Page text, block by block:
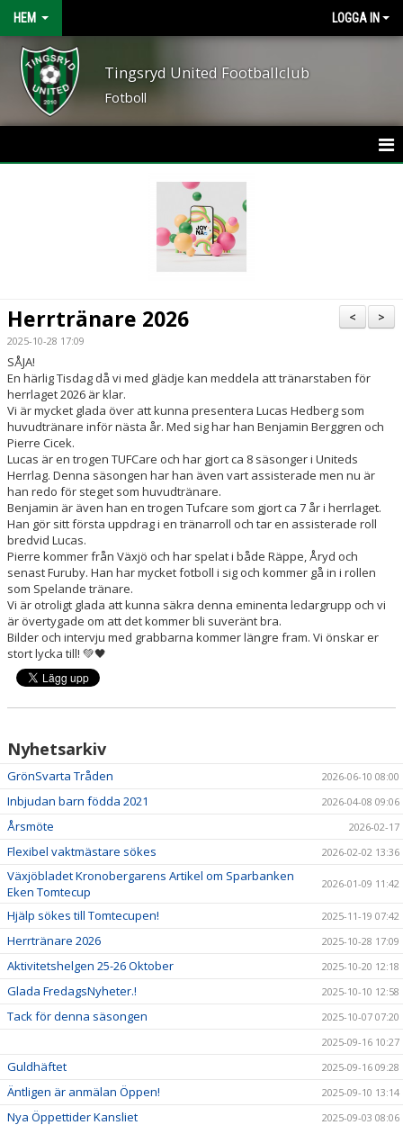
HEM LOGGA IN
Tingsryd United Footballclub
Fotboll
KALENDER
BILDGALLERI
DOKUMENT
VÅRA LAG/TRÄNARE
MATCHER
STYRELSEN
HISTORIK
PROJEKT
>
<
Herrtränare 2026
2025-10-28 17:09
SÅJA!
En härlig Tisdag då vi med glädje kan meddela att tränarstaben för
herrlaget 2026 är klar.
Vi är mycket glada över att kunna presentera Lucas Hedberg som
huvudtränare inför nästa år. Med sig har han Benjamin Berggren och
Pierre Cicek.
Lucas är en trogen TUFCare och har gjort ca 8 säsonger i Uniteds
Herrlag. Denna säsongen har han även vart assisterade men nu är
han redo för steget som huvudtränare.
Benjamin är även han en trogen Tufcare som gjort ca 7 år i herrlaget.
Han gör sitt första uppdrag i en tränarroll och tar en assisterade roll
bredvid Lucas.
Pierre kommer från Växjö och har spelat i både Räppe, Åryd och
senast Furuby. Han har mycket fotboll i sig och kommer gå in i rollen
som Spelande tränare.
Vi är otroligt glada att kunna säkra denna eminenta ledargrupp och vi
är övertygade om att det kommer bli suveränt bra.
Bilder och intervju med grabbarna kommer längre fram. Vi önskar er
stort lycka till! 💚🖤
Nyhetsarkiv
GrönSvarta Tråden 2026-06-10 08:00
Inbjudan barn födda 2021 2026-04-08 09:06
Årsmöte 2026-02-17
Flexibel vaktmästare sökes 2026-02-02 13:36
Växjöbladet Kronobergarens Artikel om Sparbanken
Eken Tomtecup
2026-01-09 11:42
Hjälp sökes till Tomtecupen! 2025-11-19 07:42
Herrtränare 2026 2025-10-28 17:09
Aktivitetshelgen 25-26 Oktober 2025-10-20 12:18
Glada FredagsNyheter.! 2025-10-10 12:58
Tack för denna säsongen
2025-10-07 07:20
2025-09-16 10:27
Guldhäftet 2025-09-16 09:28
Äntligen är anmälan Öppen! 2025-09-10 13:14
Nya Öppettider Kansliet 2025-09-03 08:06